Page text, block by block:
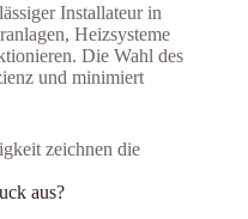
Installateur in
Heizsysteme
Die Wahl des
und minimiert
zeichnen die
aus?